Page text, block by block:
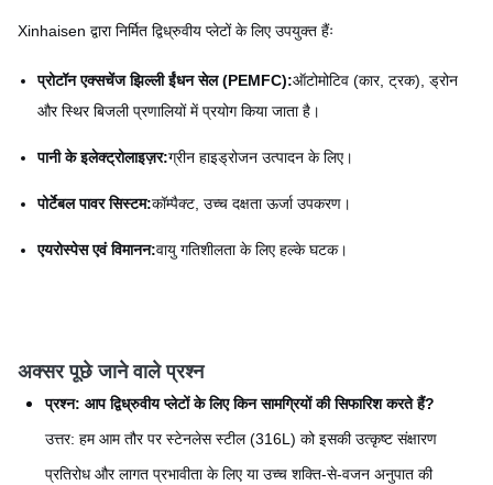
Xinhaisen द्वारा निर्मित द्विध्रुवीय प्लेटों के लिए उपयुक्त हैंः
प्रोटॉन एक्सचेंज झिल्ली ईंधन सेल (PEMFC):ऑटोमोटिव (कार, ट्रक), ड्रोन
और स्थिर बिजली प्रणालियों में प्रयोग किया जाता है।
पानी के इलेक्ट्रोलाइज़र:ग्रीन हाइड्रोजन उत्पादन के लिए।
पोर्टेबल पावर सिस्टम:कॉम्पैक्ट, उच्च दक्षता ऊर्जा उपकरण।
एयरोस्पेस एवं विमानन:वायु गतिशीलता के लिए हल्के घटक।
अक्सर पूछे जाने वाले प्रश्न
प्रश्न: आप द्विध्रुवीय प्लेटों के लिए किन सामग्रियों की सिफारिश करते हैं?
उत्तर: हम आम तौर पर स्टेनलेस स्टील (316L) को इसकी उत्कृष्ट संक्षारण
प्रतिरोध और लागत प्रभावीता के लिए या उच्च शक्ति-से-वजन अनुपात की